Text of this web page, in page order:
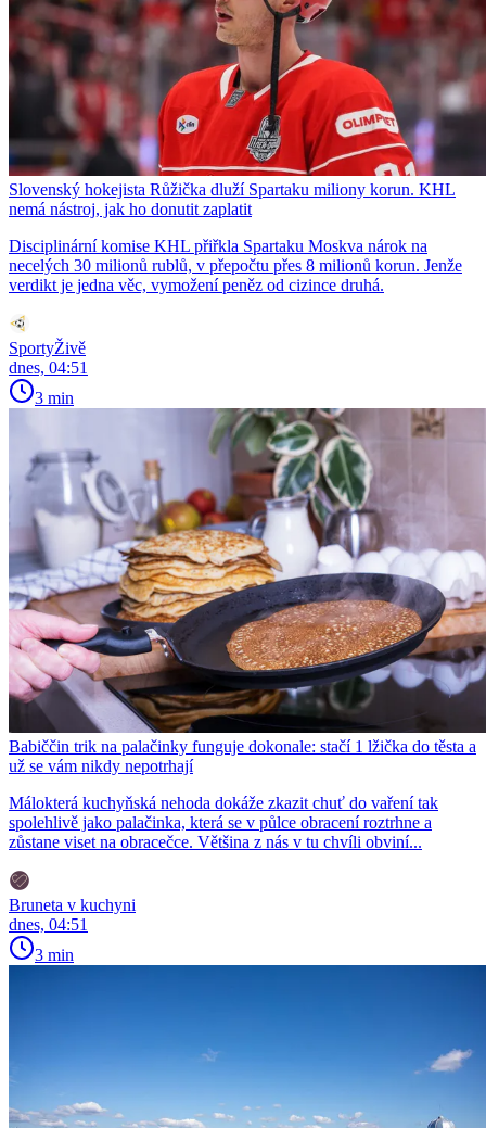
Slovenský hokejista Růžička dluží Spartaku miliony korun. KHL
nemá nástroj, jak ho donutit zaplatit
Disciplinární komise KHL přiřkla Spartaku Moskva nárok na
necelých 30 milionů rublů, v přepočtu přes 8 milionů korun. Jenže
verdikt je jedna věc, vymožení peněz od cizince druhá.
SportyŽivě
dnes, 04:51
3 min
Babiččin trik na palačinky funguje dokonale: stačí 1 lžička do těsta a
už se vám nikdy nepotrhají
Málokterá kuchyňská nehoda dokáže zkazit chuť do vaření tak
spolehlivě jako palačinka, která se v půlce obracení roztrhne a
zůstane viset na obracečce. Většina z nás v tu chvíli obviní...
Bruneta v kuchyni
dnes, 04:51
3 min